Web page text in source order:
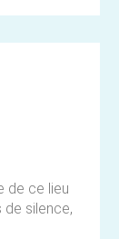
de ce lieu
silence,